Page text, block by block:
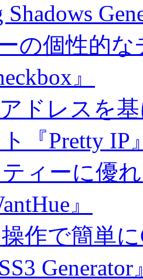
の個性的
』
ドレスを
『Pretty IP
ィーに優
』
作で簡単
Generator